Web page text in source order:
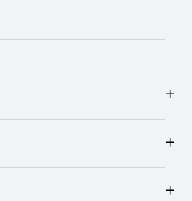
VajillasElectrodomésticos
Royal PrestigePrograma